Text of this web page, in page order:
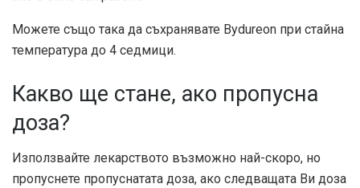
Можете също така да съхранявате Bydureon при стайна
температура до 4 седмици.
Какво ще стане, ако пропусна
доза?
Използвайте лекарството възможно най-скоро, но
пропуснете пропуснатата доза, ако следващата Ви доза